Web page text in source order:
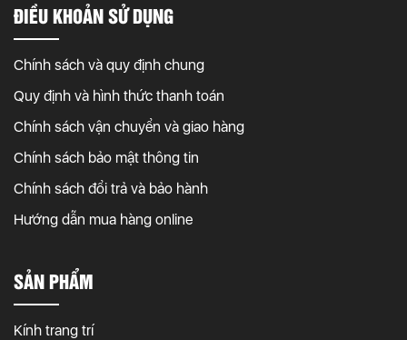
ĐIỀU KHOẢN SỬ DỤNG
Chính sách và quy định chung
Quy định và hình thức thanh toán
Chính sách vận chuyển và giao hàng
Chính sách bảo mật thông tin
Chính sách đổi trả và bảo hành
Hướng dẫn mua hàng online
SẢN PHẨM
Kính trang trí